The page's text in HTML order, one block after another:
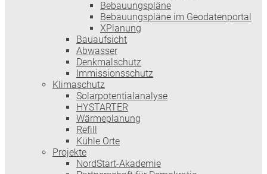
Bebauungspläne
Bebauungspläne im Geodatenportal
XPlanung
Bauaufsicht
Abwasser
Denkmalschutz
Immissionsschutz
Klimaschutz
Solarpotentialanalyse
HYSTARTER
Wärmeplanung
Refill
Kühle Orte
Projekte
NordStart-Akademie